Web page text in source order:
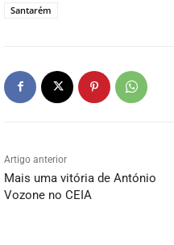
Santarém
Artigo anterior
Mais uma vitória de António
Vozone no CEIA